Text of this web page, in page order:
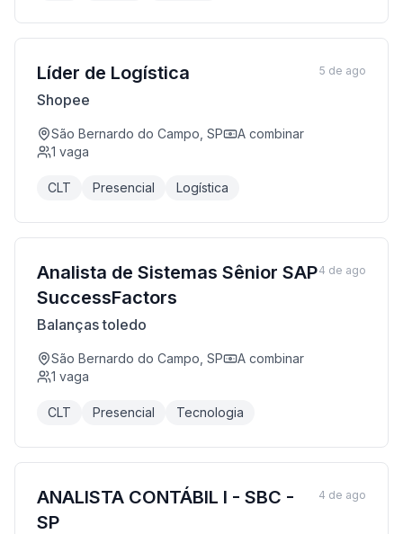
Líder de Logística
Shopee
São Bernardo do Campo, SP
A combinar
1 vaga
CLT Presencial Logística
5 de ago
Analista de Sistemas Sênior SAP
SuccessFactors
Balanças toledo
São Bernardo do Campo, SP
A combinar
1 vaga
CLT Presencial Tecnologia
4 de ago
ANALISTA CONTÁBIL I - SBC -
SP
4 de ago